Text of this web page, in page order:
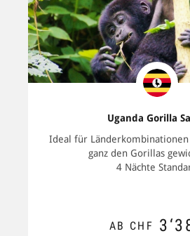
Uganda Gorilla
Ideal für Länderkombinationen
ganz den Gorillas
4 Nächte
AB CHF